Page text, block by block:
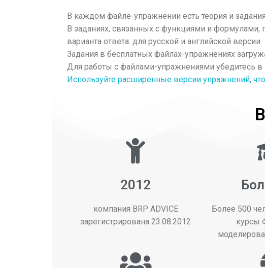
В каждом файле-упражнении есть теория и
В заданиях, связанных с функциями и
варианта ответа: для русской и английской версии.
Задания в бесплатных файлах-упражнениях
Для работы с файлами-упражнениями убедитесь
Используйте расширенные версии упражнений,
2012
компания BRP ADVICE
зарегистрирована 23.08.2012
Более 500
курсы